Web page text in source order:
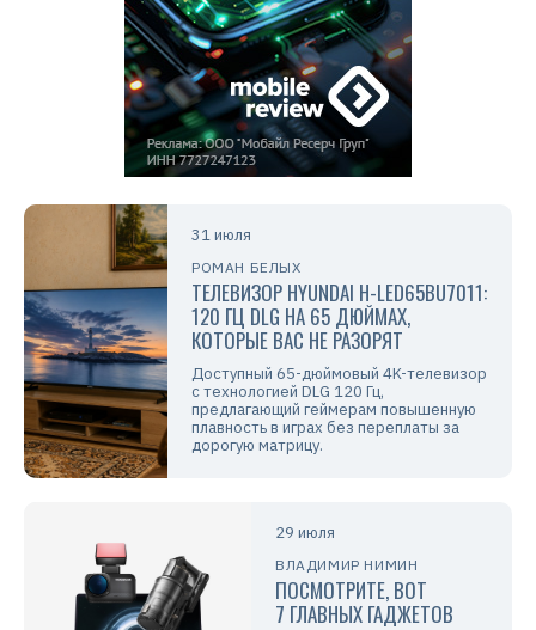
31 июля
РОМАН БЕЛЫХ
ТЕЛЕВИЗОР HYUNDAI H-LED65BU7011:
120 ГЦ DLG НА 65 ДЮЙМАХ,
КОТОРЫЕ ВАС НЕ РАЗОРЯТ
Доступный 65-дюймовый 4K-телевизор
с технологией DLG 120 Гц,
предлагающий геймерам повышенную
плавность в играх без переплаты за
дорогую матрицу.
29 июля
ВЛАДИМИР НИМИН
ПОСМОТРИТЕ, ВОТ
7 ГЛАВНЫХ ГАДЖЕТОВ